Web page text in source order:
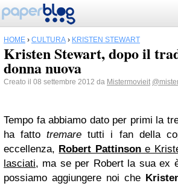
HOME › CULTURA › KRISTEN STEWART
Kristen Stewart, dopo il
donna nuova
Creato il 08 settembre 2012 da Mistermovieit
Tempo fa abbiamo dato per primi la
ha fattotremaretutti i fan della
eccellenza, Robert Pattinsone
lasciati, ma se per Robert la sua ex
possiamo aggiungere noi che